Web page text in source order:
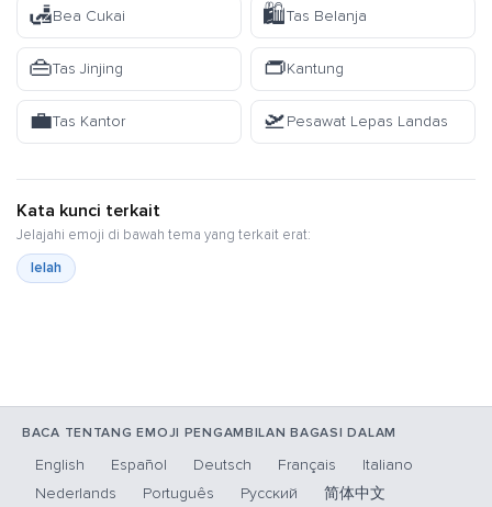
🛃Bea Cukai 🛍️Tas Belanja
👜Tas Jinjing 👝Kantung
💼Tas Kantor 🛫Pesawat Lepas Landas
Kata kunci terkait
Jelajahi emoji di bawah tema yang terkait erat:
lelah
BACA TENTANG EMOJI PENGAMBILAN BAGASI DALAM
English Español Deutsch Français
Italiano
Nederlands
Português Русский
简体中文